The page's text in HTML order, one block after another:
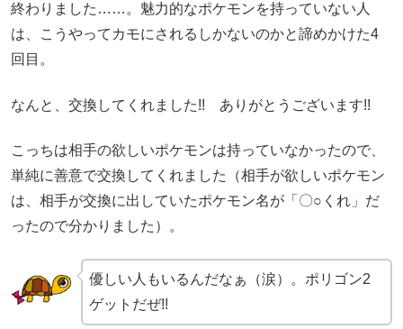
終わりました……。魅力的なポケモンを持っていない人
は、こうやってカモにされるしかないのかと諦めかけた4
回目。
なんと、交換してくれました!! ありがとうございます!!
こっちは相手の欲しいポケモンは持っていなかったので、
単純に善意で交換してくれました（相手が欲しいポケモン
は、相手が交換に出していたポケモン名が「〇○くれ」だ
ったので分かりました）。
優しい人もいるんだなぁ（涙）。ポリゴン2
ゲットだぜ!!